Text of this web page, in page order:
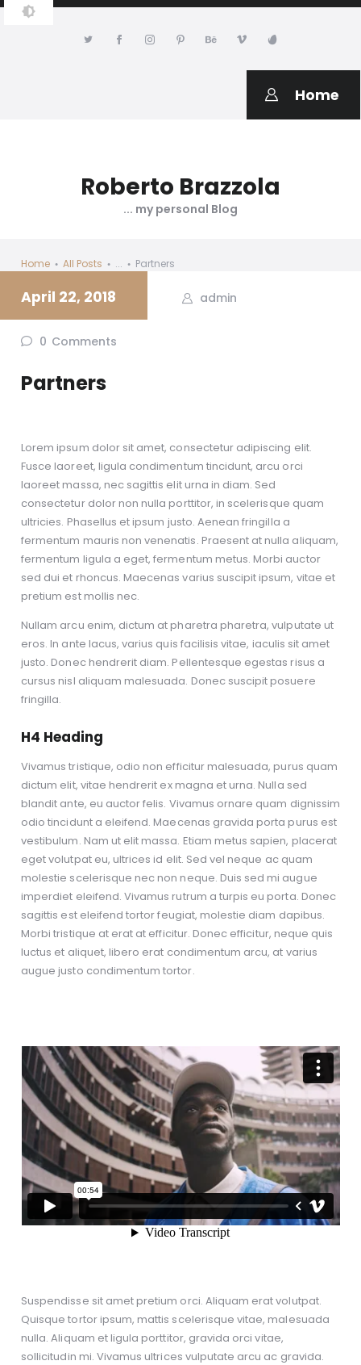
Home
Roberto Brazzola
... my personal Blog
Home All Posts ... Partners
ROBERTO BRAZZOLA PERSONAL
April 22, 2018 admin
0 Comments
Partners
Lorem ipsum dolor sit amet, consectetur adipiscing elit.
Fusce laoreet, ligula condimentum tincidunt, arcu orci
laoreet massa, nec sagittis elit urna in diam. Sed
consectetur dolor non nulla porttitor, in scelerisque quam
ultricies. Phasellus et ipsum justo. Aenean fringilla a
fermentum mauris non venenatis. Praesent at nulla aliquam,
fermentum ligula a eget, fermentum metus. Morbi auctor
sed dui et rhoncus. Maecenas varius suscipit ipsum, vitae et
pretium est mollis nec.
Nullam arcu enim, dictum at pharetra pharetra, vulputate ut
eros. In ante lacus, varius quis facilisis vitae, iaculis sit amet
justo. Donec hendrerit diam. Pellentesque egestas risus a
cursus nisl aliquam malesuada. Donec suscipit posuere
fringilla.
H4 Heading
Vivamus tristique, odio non efficitur malesuada, purus quam
dictum elit, vitae hendrerit ex magna et urna. Nulla sed
blandit ante, eu auctor felis. Vivamus ornare quam dignissim
odio tincidunt a eleifend. Maecenas gravida porta purus est
vestibulum. Nam ut elit massa. Etiam metus sapien, placerat
eget volutpat eu, ultrices id elit. Sed vel neque ac quam
molestie scelerisque nec non neque. Duis sed mi augue
imperdiet eleifend. Vivamus rutrum a turpis eu porta. Donec
sagittis est eleifend tortor feugiat, molestie diam dapibus.
Morbi tristique at erat at efficitur. Donec efficitur, neque quis
luctus et aliquet, libero erat condimentum arcu, at varius
augue justo condimentum tortor.
Suspendisse sit amet pretium orci. Aliquam erat volutpat.
Quisque tortor ipsum, mattis scelerisque vitae, malesuada
nulla. Aliquam et ligula porttitor, gravida orci vitae,
sollicitudin mi. Vivamus ultrices vulputate arcu ac gravida.